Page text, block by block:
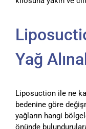
Yağ
Liposuction ile ne
bedenine göre
yağların hangi
önünde